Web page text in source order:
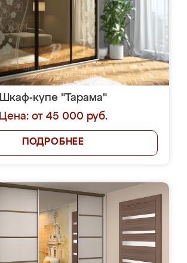
Шкаф-купе "Тарама"
Цена: от 45 000 руб.
ПОДРОБНЕЕ